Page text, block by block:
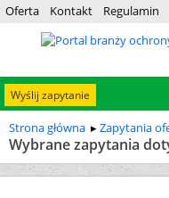
Oferta Kontakt Regulamin
Wyślij zapytanie
Strona główna Zapytania
Wybrane zapytania